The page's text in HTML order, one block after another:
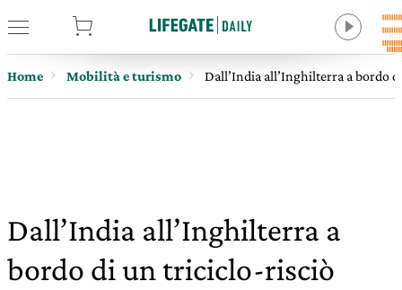
Home Mobilità e turismo Dall’India all’Inghilterra a bordo
Dall’India all’Inghilterra a
bordo di un triciclo-risciò